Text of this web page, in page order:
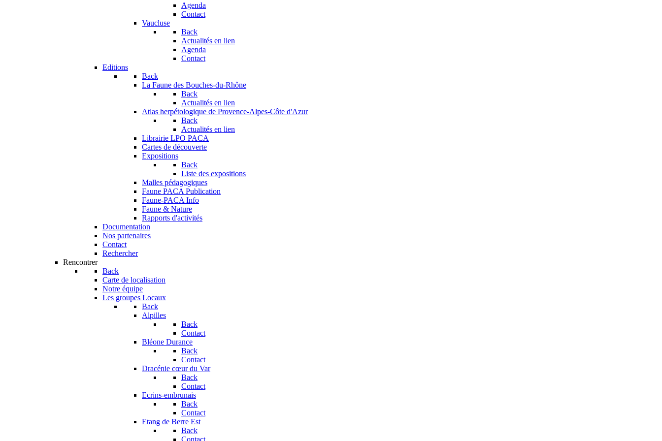
Agenda
Contact
Vaucluse
Back
Actualités en lien
Agenda
Contact
Editions
Back
La Faune des Bouches-du-Rhône
Back
Actualités en lien
Atlas herpétologique de Provence-Alpes-Côte d'Azur
Back
Actualités en lien
Librairie LPO PACA
Cartes de découverte
Expositions
Back
Liste des expositions
Malles pédagogiques
Faune PACA Publication
Faune-PACA Info
Faune & Nature
Rapports d'activités
Documentation
Nos partenaires
Contact
Rechercher
Rencontrer
Back
Carte de localisation
Notre équipe
Les groupes Locaux
Back
Alpilles
Back
Contact
Bléone Durance
Back
Contact
Dracénie cœur du Var
Back
Contact
Ecrins-embrunais
Back
Contact
Etang de Berre Est
Back
Contact